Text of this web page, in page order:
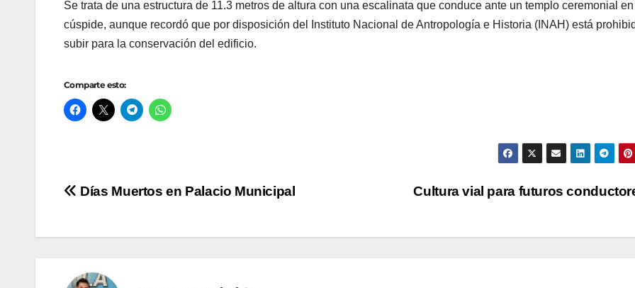
Se trata de una estructura de 11.3 metros de altura con una escalinata que conduce ante un templo ceremonial
cúspide, aunque recordó que por disposición del Instituto Nacional de Antropología e Historia (INAH) está
subir para la conservación del edificio.
Comparte esto:
Navegación
Cultura vial para futuros
Días Muertos en Palacio Municipal